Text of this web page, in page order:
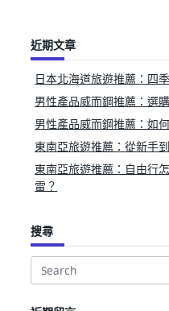
近期文章
日本北海道旅遊推薦：四
男性產品威而鋼推薦：選
男性產品威而鋼推薦：如
東南亞旅遊推薦：從新手
東南亞旅遊推薦：自由行
雷？
搜尋
Search